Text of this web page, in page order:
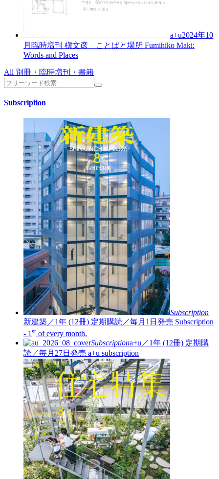
a+u2024年10
月臨時増刊 槇文彦 ことばと場所 Fumihiko Maki:
Words and Places
All 別冊・臨時増刊・書籍
Subscription
Subscription
新建築／1年 (12冊) 定期購読／毎月1日発売 Subscription
- 1 st of every month.
Subscriptiona+u／1年 (12冊) 定期購
読／毎月27日発売 a+u subscription